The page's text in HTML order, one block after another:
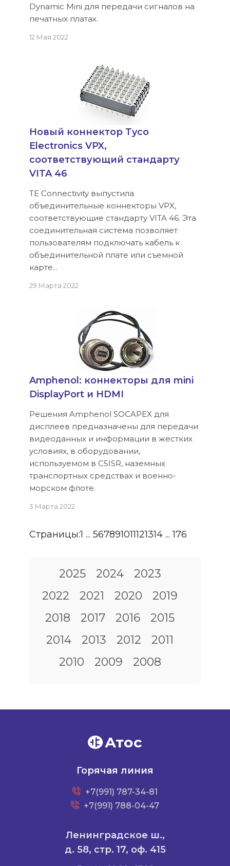
Dynamic Mini для передачи сигналов на
печатных платах.
12 Мая 2022
Новый коннектор Tyco
Electronics VPX,
соответствующий стандарту
VITA 46
TE Connectivity выпустила
объединительные коннекторы VPX,
соответствующие стандарту VITA 46. Эта
соединительная система позволяет
пользователям подключать кабель к
объединительной плате или съемной
карте...
29 Марта 2022
Amphenol: коннекторы для mini
DisplayPort и HDMI
Решения Amphenol SOCAPEX для
дисплеев предназначены для передачи
видеоданных и информации в жестких
условиях, в оборудовании,
используемом в C5ISR, наземных
транспортных средствах и военно-
морском флоте.
3 Марта 2022
Страницы:1 ... 567891011121314...176
2025 2024
2023
2022
2021 2020
2019
2018
2017 2016
2015
2014
2013 2012
2011
2010
2009 2008
Атос
Горячая линия
+7(991) 787-34-81
+7(991) 788-04-47
Ленинградское ш.,
д. 58, стр. 17, оф. 415